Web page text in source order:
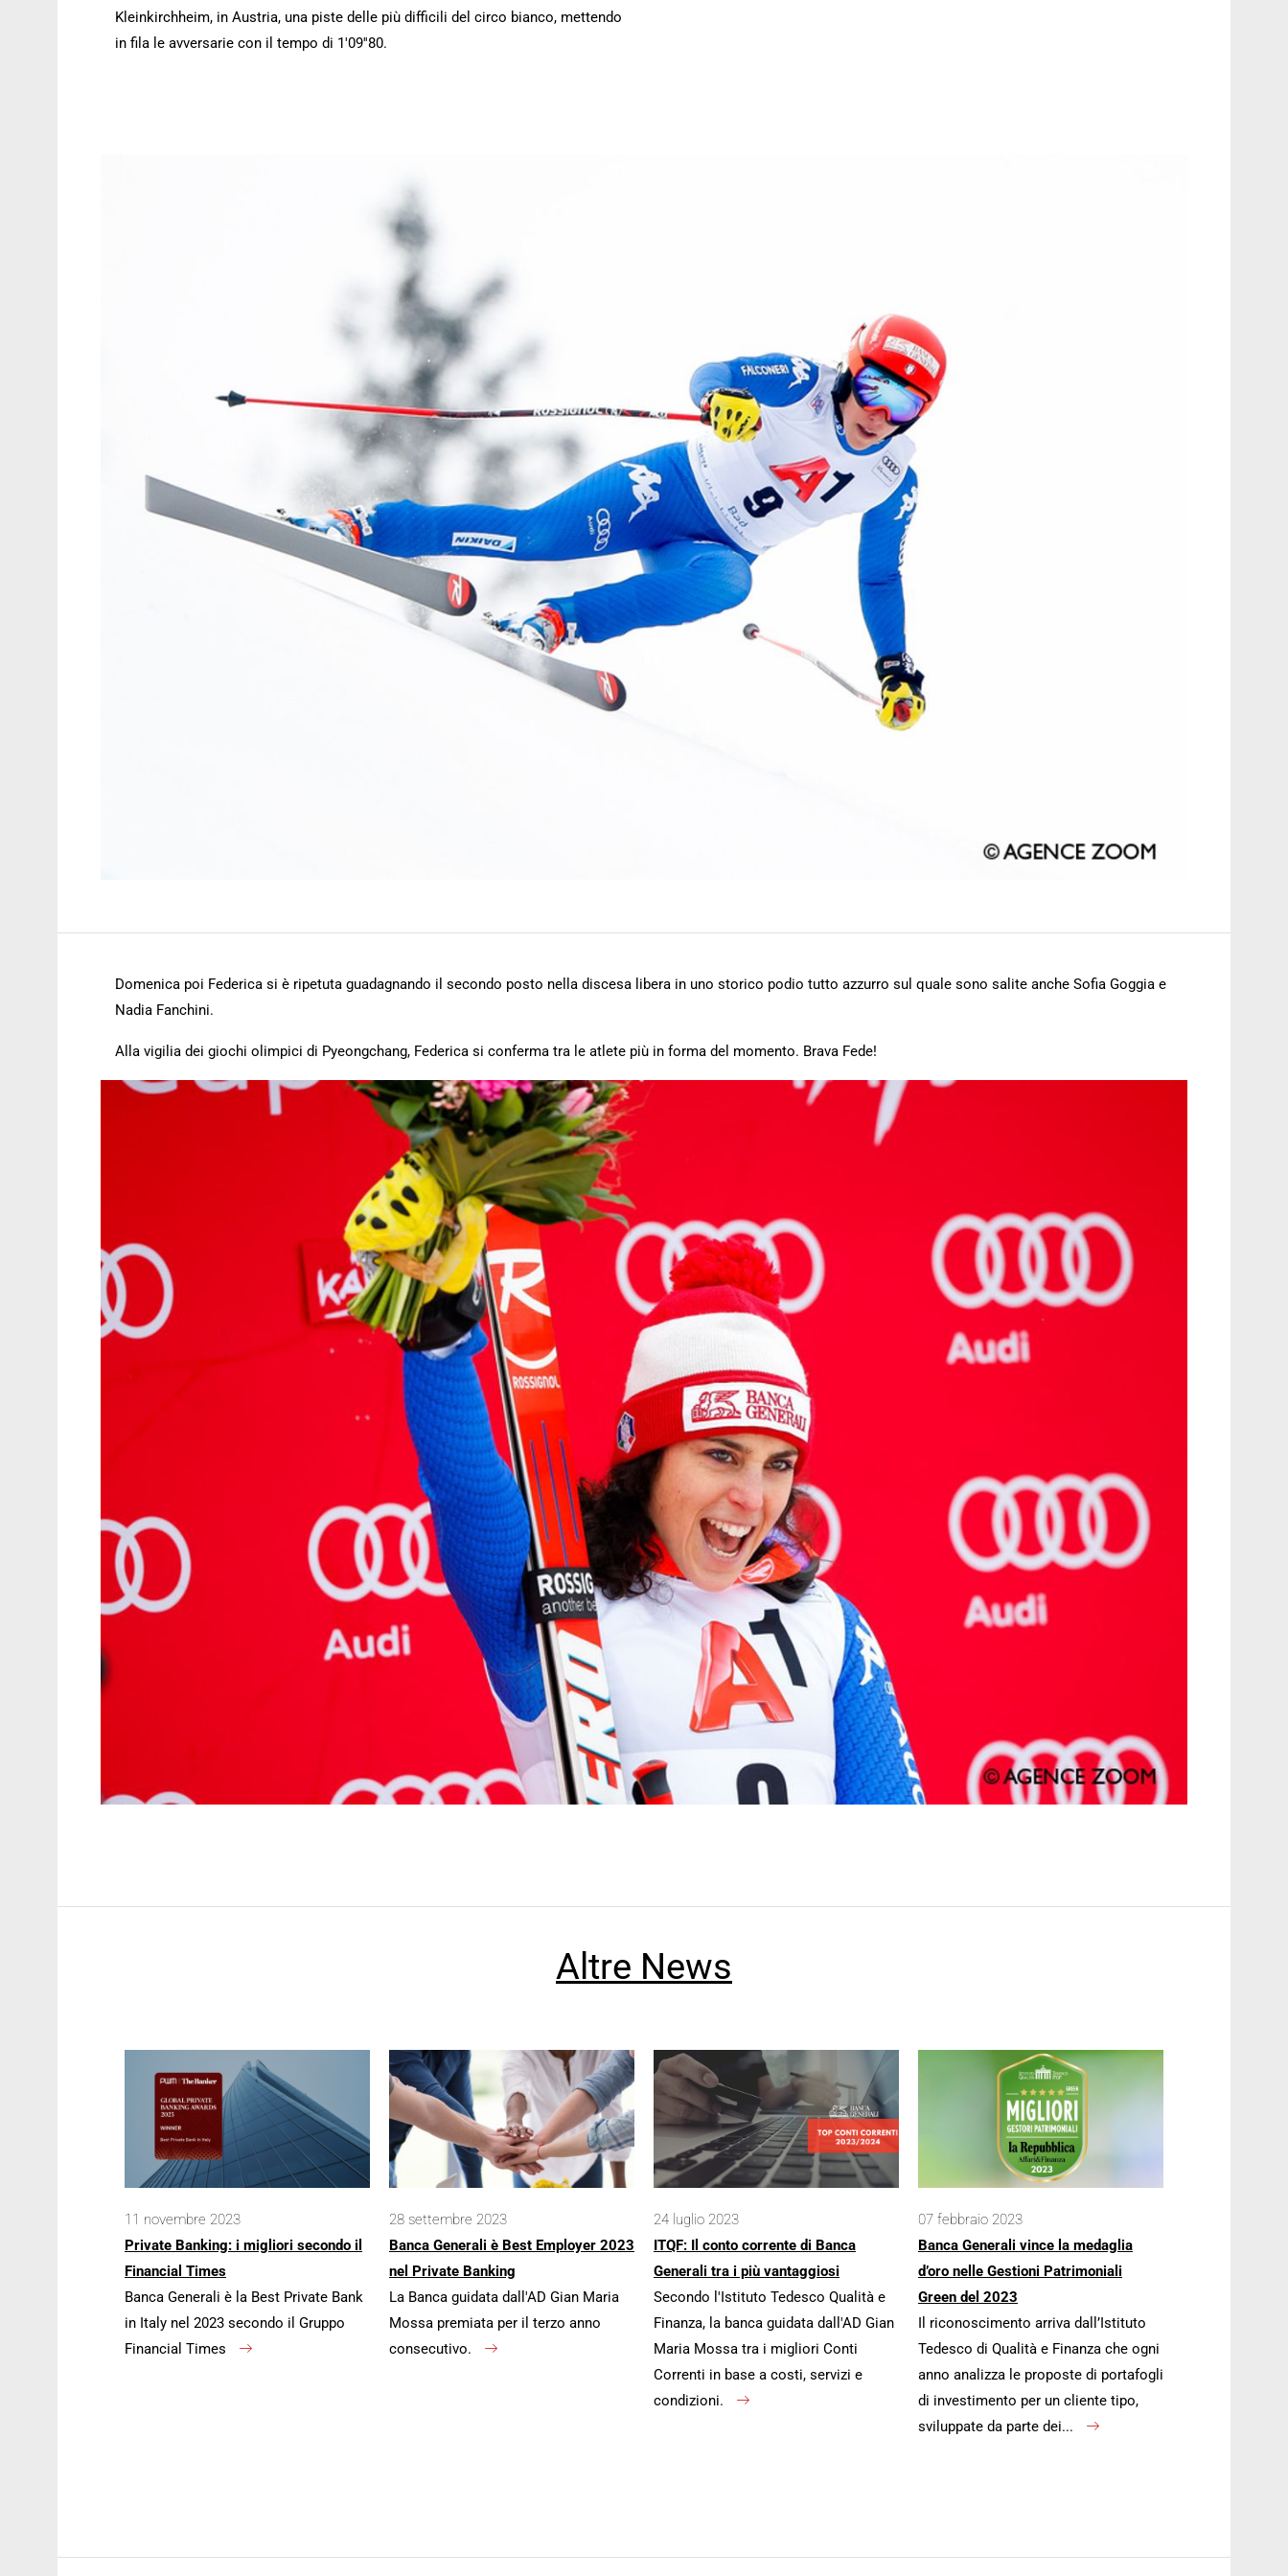
Kleinkirchheim, in Austria, una piste delle più difficili del circo bianco, mettendo
in fila le avversarie con il tempo di 1'09''80.
Domenica poi Federica si è ripetuta guadagnando il secondo posto nella discesa libera in uno storico podio tutto azzurro sul quale sono salite anche Sofia Goggia e
Nadia Fanchini.
Alla vigilia dei giochi olimpici di Pyeongchang, Federica si conferma tra le atlete più in forma del momento. Brava Fede!
Altre News
11 novembre 2023
Private Banking: i migliori secondo il
Financial Times
Banca Generali è la Best Private Bank
in Italy nel 2023 secondo il Gruppo
Financial Times
28 settembre 2023
Banca Generali è Best Employer 2023
nel Private Banking
La Banca guidata dall'AD Gian Maria
Mossa premiata per il terzo anno
consecutivo.
24 luglio 2023
ITQF: Il conto corrente di Banca
Generali tra i più vantaggiosi
Secondo l'Istituto Tedesco Qualità e
Finanza, la banca guidata dall'AD Gian
Maria Mossa tra i migliori Conti
Correnti in base a costi, servizi e
condizioni.
07 febbraio 2023
Banca Generali vince la medaglia
d’oro nelle Gestioni Patrimoniali
Green del 2023
Il riconoscimento arriva dall’Istituto
Tedesco di Qualità e Finanza che ogni
anno analizza le proposte di portafogli
di investimento per un cliente tipo,
sviluppate da parte dei...